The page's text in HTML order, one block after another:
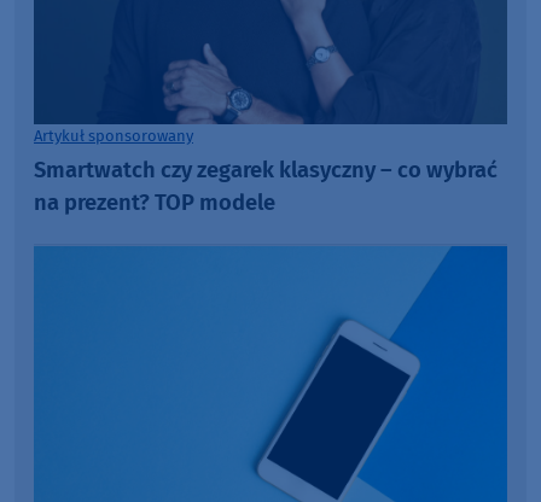
Artykuł sponsorowany
Smartwatch czy zegarek klasyczny – co wybrać
na prezent? TOP modele